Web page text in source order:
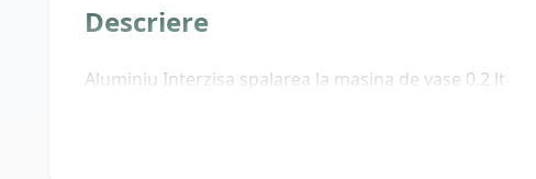
Descriere
Aluminiu Interzisa spalarea la masina de vase 0.2 lt